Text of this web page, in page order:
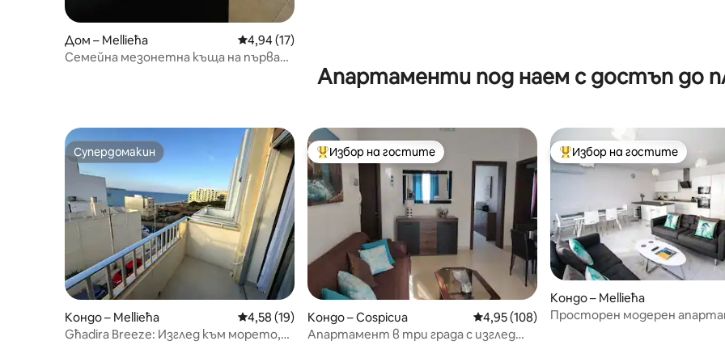
Дом – Mellieħa Средна оценка: 4,94 от 5, 17 отзива
4,94 (17)
Семейна мезонетна къща на първа
Апартаменти под наем с достъп до
Супердомакин
Супердомакин
Кондо – Mellieħa Средна оценка: 4,58 от 5, 19 отзива
4,58 (19)
Għadira Breeze: Изглед към морето,
Най-популярен избор на гостите
Избор на гостите
Кондо – Cospicua Средна оценка: 4,95 от 5, 108 отзива
4,95 (108)
Апартамент в три града с изглед
Най-популярен избор на
Избор на гостите
Кондо – Mellieħa
Просторен модерен